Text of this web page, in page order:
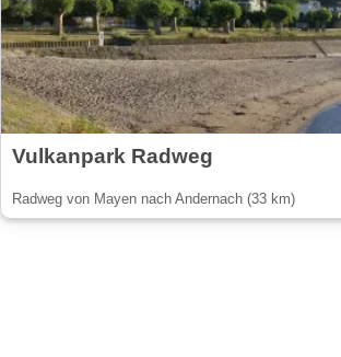
Vulkanpark Radweg
Radweg von Mayen nach Andernach (33 km)